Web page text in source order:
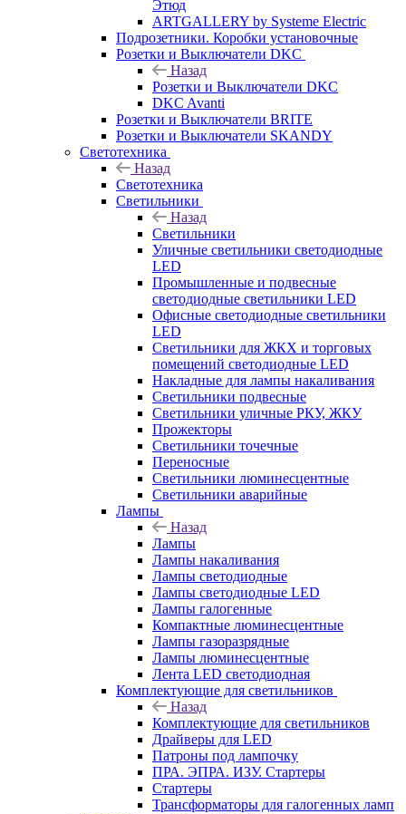
Этюд
ARTGALLERY by Systeme Electric
Подрозетники. Коробки установочные
Розетки и Выключатели DKC
Назад
Розетки и Выключатели DKC
DKC Avanti
Розетки и Выключатели BRITE
Розетки и Выключатели SKANDY
Светотехника
Назад
Светотехника
Светильники
Назад
Светильники
Уличные светильники светодиодные
LED
Промышленные и подвесные
светодиодные светильники LED
Офисные светодиодные светильники
LED
Светильники для ЖКХ и торговых
помещений светодиодные LED
Накладные для лампы накаливания
Светильники подвесные
Светильники уличные РКУ, ЖКУ
Прожекторы
Cветильники точечные
Переносные
Светильники люминесцентные
Светильники аварийные
Лампы
Назад
Лампы
Лампы накаливания
Лампы светодиодные
Лампы светодиодные LED
Лампы галогенные
Компактные люминесцентные
Лампы газоразрядные
Лампы люминесцентные
Лента LED светодиодная
Комплектующие для светильников
Назад
Комплектующие для светильников
Драйверы для LED
Патроны под лампочку
ПРА. ЭПРА. ИЗУ. Стартеры
Стартеры
Трансформаторы для галогенных ламп